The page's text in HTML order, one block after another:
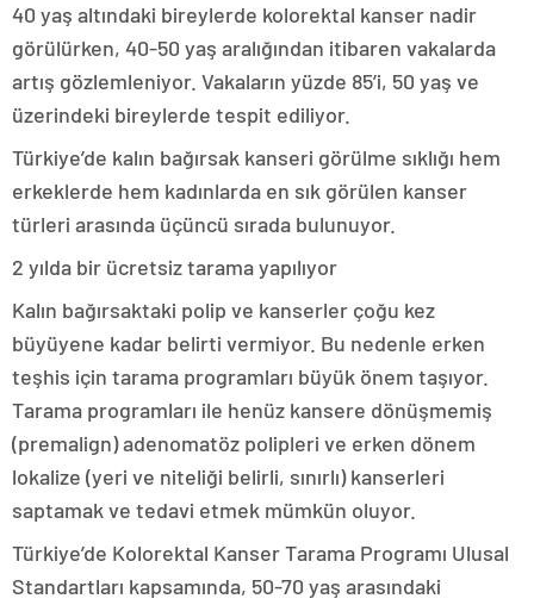
40 yaş altındaki bireylerde kolorektal kanser nadir
görülürken, 40-50 yaş aralığından itibaren vakalarda
artış gözlemleniyor. Vakaların yüzde 85’i, 50 yaş ve
üzerindeki bireylerde tespit ediliyor.
Türkiye’de kalın bağırsak kanseri görülme sıklığı hem
erkeklerde hem kadınlarda en sık görülen kanser
türleri arasında üçüncü sırada bulunuyor.
2 yılda bir ücretsiz tarama yapılıyor
Kalın bağırsaktaki polip ve kanserler çoğu kez
büyüyene kadar belirti vermiyor. Bu nedenle erken
teşhis için tarama programları büyük önem taşıyor.
Tarama programları ile henüz kansere dönüşmemiş
(premalign) adenomatöz polipleri ve erken dönem
lokalize (yeri ve niteliği belirli, sınırlı) kanserleri
saptamak ve tedavi etmek mümkün oluyor.
Türkiye’de Kolorektal Kanser Tarama Programı Ulusal
Standartları kapsamında, 50-70 yaş arasındaki